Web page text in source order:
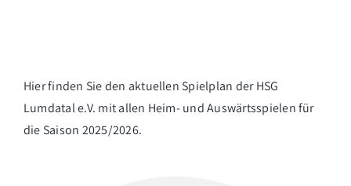
Hier finden Sie den aktuellen Spielplan der HSG
Lumdatal e.V. mit allen Heim- und Auswärtsspielen für
die Saison 2025/2026.